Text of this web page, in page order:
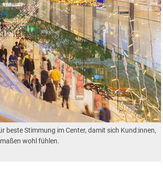
beste Stimmung im Center, damit sich Kund:innen,
wohl fühlen.